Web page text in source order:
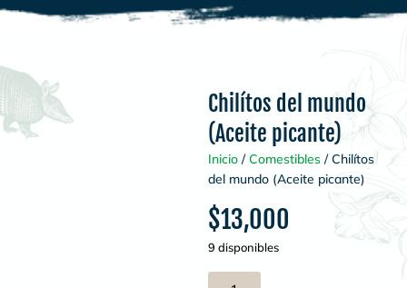
Chilítos del mundo
(Aceite picante)
Inicio/Comestibles/ Chilítos
del mundo (Aceite picante)
$13,000
9 disponibles